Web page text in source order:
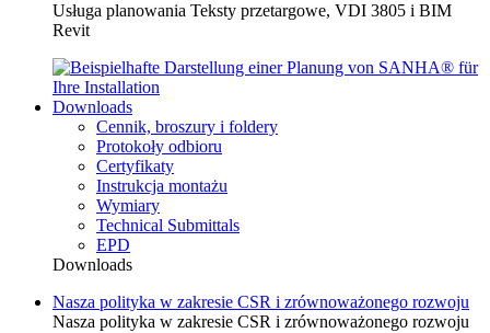
Usługa planowania Teksty przetargowe, VDI 3805 i BIM
Revit
Downloads
Cennik, broszury i foldery
Protokoły odbioru
Certyfikaty
Instrukcja montażu
Wymiary
Technical Submittals
EPD
Downloads
Nasza polityka w zakresie CSR i zrównoważonego rozwoju
Nasza polityka w zakresie CSR i zrównoważonego rozwoju